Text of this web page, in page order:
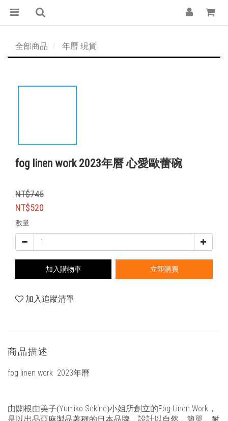
全部商品 年曆 現貨
fog linen work 2023年曆 心愛歐蕾碗
NT$745
NT$520
數量
加入購物車 立即購買
加入追蹤清單
商品描述
fog linen work 2023年曆
由關根由美子(Yumiko Sekine)小姐所創立的Fog Linen Work ，